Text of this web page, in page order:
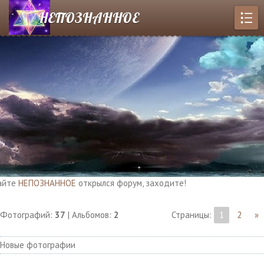
НЕПОЗНАННОЕ
НЕПОЗНАННОЕоткрылся форум, заходите!
Фотографий: 37 | Альбомов: 2 Страницы: 1 2 »
Новые фотографии